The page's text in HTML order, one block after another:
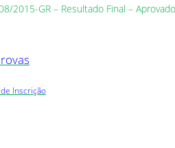
2015-GR – Resultado Final –
Inscrição